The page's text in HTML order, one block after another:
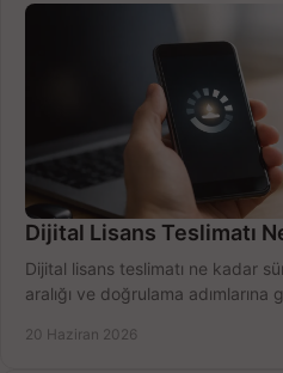
Dijital Lisans Teslimatı
Dijital lisans teslimatı ne kadar
aralığı ve doğrulama
20 Haziran 2026